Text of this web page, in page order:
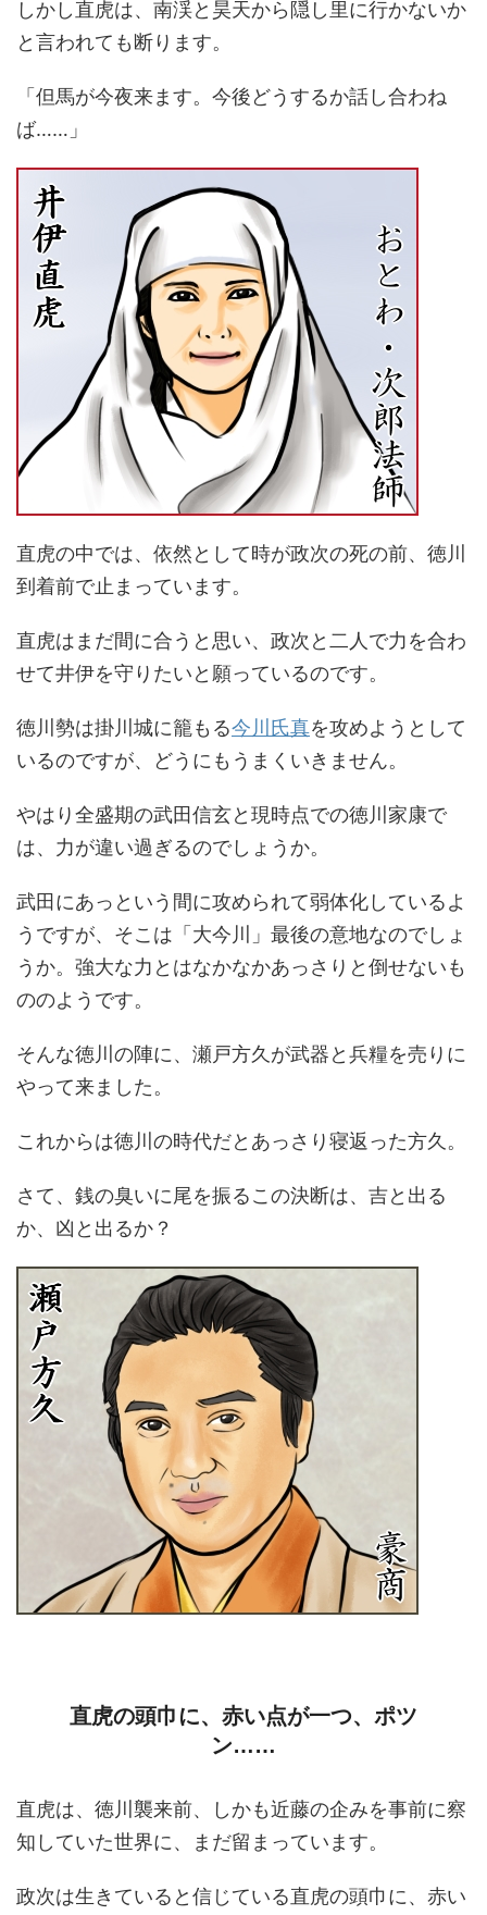
しかし直虎は、南渓と昊天から隠し里に行かないか
と言われても断ります。
「但馬が今夜来ます。今後どうするか話し合わね
ば……」
直虎の中では、依然として時が政次の死の前、徳川
到着前で止まっています。
直虎はまだ間に合うと思い、政次と二人で力を合わ
せて井伊を守りたいと願っているのです。
徳川勢は掛川城に籠もる今川氏真を攻めようとして
いるのですが、どうにもうまくいきません。
やはり全盛期の武田信玄と現時点での徳川家康で
は、力が違い過ぎるのでしょうか。
武田にあっという間に攻められて弱体化しているよ
うですが、そこは「大今川」最後の意地なのでしょ
うか。強大な力とはなかなかあっさりと倒せないも
ののようです。
そんな徳川の陣に、瀬戸方久が武器と兵糧を売りに
やって来ました。
これからは徳川の時代だとあっさり寝返った方久。
さて、銭の臭いに尾を振るこの決断は、吉と出る
か、凶と出るか？
直虎の頭巾に、赤い点が一つ、ポツ
ン……
直虎は、徳川襲来前、しかも近藤の企みを事前に察
知していた世界に、まだ留まっています。
政次は生きていると信じている直虎の頭巾に、赤い